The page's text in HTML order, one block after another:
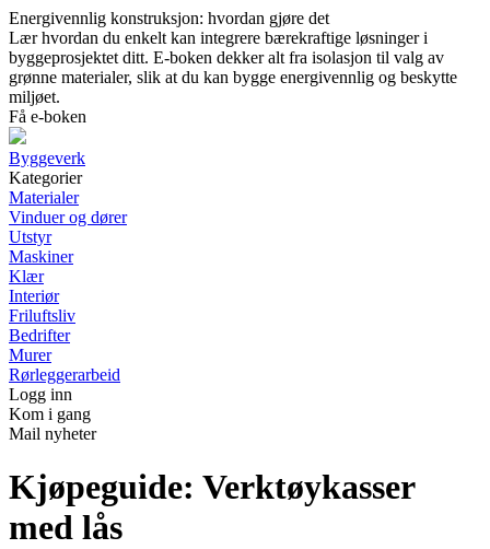
Energivennlig konstruksjon: hvordan gjøre det
Lær hvordan du enkelt kan integrere bærekraftige løsninger i
byggeprosjektet ditt. E-boken dekker alt fra isolasjon til valg av
grønne materialer, slik at du kan bygge energivennlig og beskytte
miljøet.
Få e-boken
Byggeverk
Kategorier
Materialer
Vinduer og dører
Utstyr
Maskiner
Klær
Interiør
Friluftsliv
Bedrifter
Murer
Rørleggerarbeid
Logg inn
Kom i gang
Mail nyheter
Kjøpeguide: Verktøykasser
med lås